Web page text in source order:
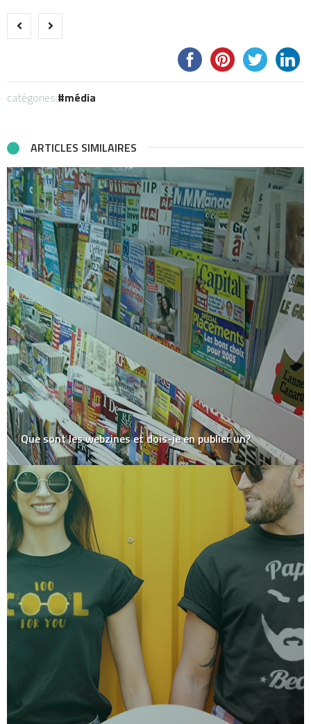
catégories: média
ARTICLES SIMILAIRES
Que sont les webzines et dois-je en publier un?